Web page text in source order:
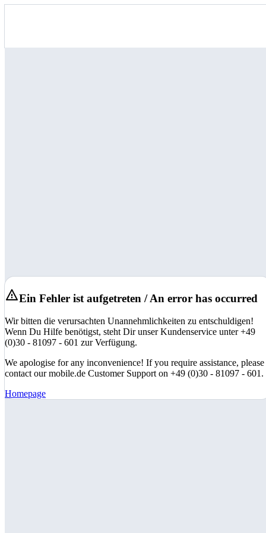
Ein Fehler ist aufgetreten / An error has occurred
Wir bitten die verursachten Unannehmlichkeiten zu entschuldigen!
Wenn Du Hilfe benötigst, steht Dir unser Kundenservice unter +49
(0)30 - 81097 - 601 zur Verfügung.
We apologise for any inconvenience! If you require assistance, please
contact our mobile.de Customer Support on +49 (0)30 - 81097 - 601.
Homepage